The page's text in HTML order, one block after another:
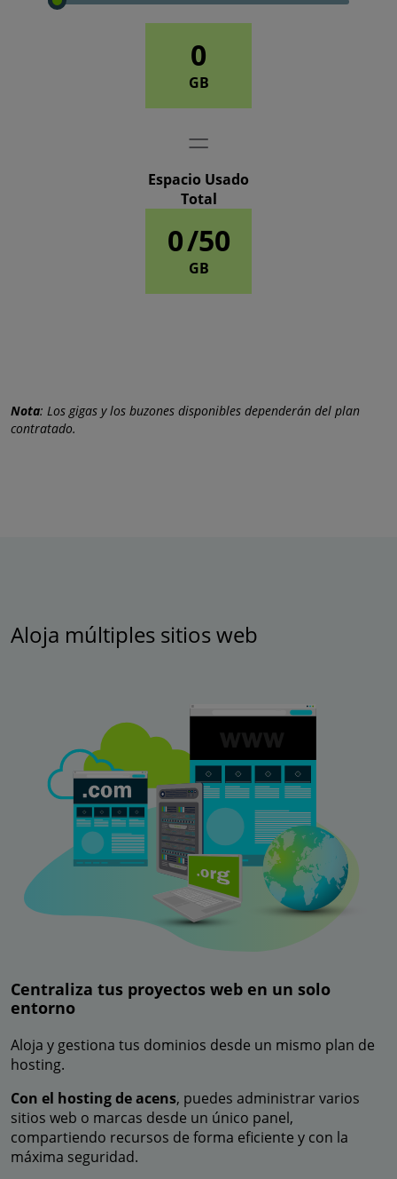
0
GB
Espacio Usado
Total
0/50
GB
Nota: Los gigas y los buzones disponibles dependerán del plan
contratado.
Aloja múltiples sitios web
Centraliza tus proyectos web en un solo
entorno
Aloja y gestiona tus dominios desde un mismo plan de
hosting.
Con el hosting de acens, puedes administrar varios
sitios web o marcas desde un único panel,
compartiendo recursos de forma eficiente y con la
máxima seguridad.